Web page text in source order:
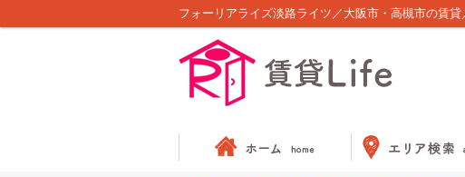
フォーリアライズ淡路ライツ／大阪市・高槻市の賃貸